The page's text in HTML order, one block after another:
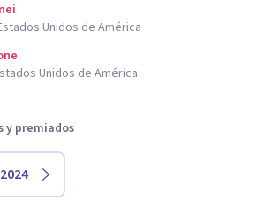
Unidos de América
Unidos de América
y premiados